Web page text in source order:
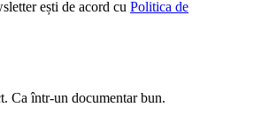
ești de acord cu Politica de
Ca într-un documentar bun.